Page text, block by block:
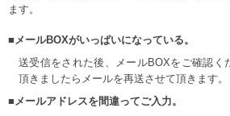
ます。
■メールBOXがいっぱいになっている。
送受信をされた後、メールBOXをご確認く
頂きましたらメールを再送させて頂きます。
■メールアドレスを間違ってご入力。